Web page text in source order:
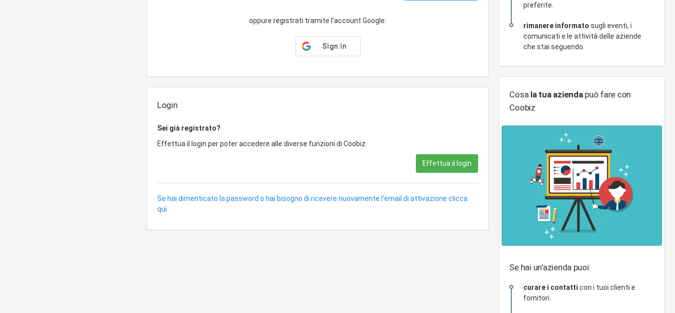
oppure registrati tramite l'account Google:
Login
Sei già registrato?
Effettua il login per poter accedere alle diverse funzioni di Coobiz
Effettua il login
Se hai dimenticato la password o hai bisogno di ricevere nuovamente l'email di attivazione clicca
qui
preferite.
rimanere informato sugli eventi, i
comunicati e le attività delle aziende
che stai seguendo.
Cosa la tua aziendapuò fare con
Coobiz
Se hai un'azienda puoi:
curare i contatti con i tuoi clienti e
fornitori.